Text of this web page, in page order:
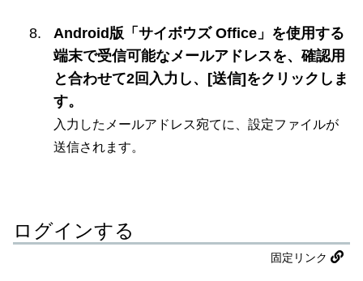
Android版「サイボウズ Office」を使用する
端末で受信可能なメールアドレスを、確認用
と合わせて2回入力し、[送信]をクリックしま
す。
入力したメールアドレス宛てに、設定ファイルが
送信されます。
ログインする
固定リンク